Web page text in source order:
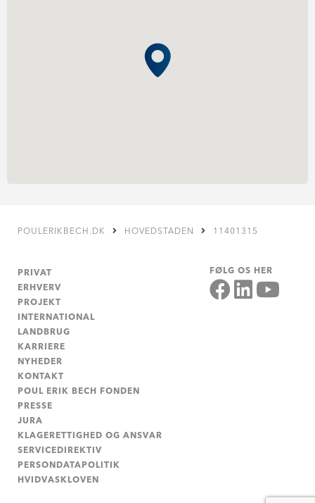
POULERIKBECH.DK HOVEDSTADEN 11401315
PRIVAT
ERHVERV
PROJEKT
INTERNATIONAL
LANDBRUG
KARRIERE
NYHEDER
KONTAKT
POUL ERIK BECH FONDEN
PRESSE
JURA
KLAGERETTIGHED OG ANSVAR
SERVICEDIREKTIV
PERSONDATAPOLITIK
HVIDVASKLOVEN
FØLG OS HER